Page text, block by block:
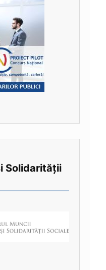
Solidarității